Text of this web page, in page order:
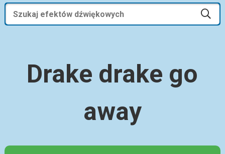
Drake drake go
away